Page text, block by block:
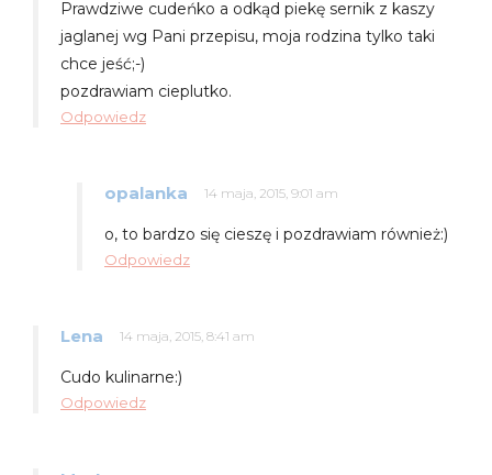
Prawdziwe cudeńko a odkąd piekę sernik z kaszy
jaglanej wg Pani przepisu, moja rodzina tylko taki
chce jeść;-)
pozdrawiam cieplutko.
Odpowiedz
opalanka 14 maja, 2015, 9:01 am
o, to bardzo się cieszę i pozdrawiam również:)
Odpowiedz
Lena 14 maja, 2015, 8:41 am
Cudo kulinarne:)
Odpowiedz